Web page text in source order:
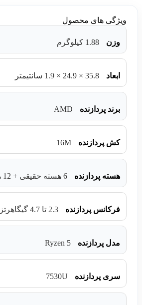
ویژگی های محصول
وزن 1.88 کیلوگرم
ابعاد 35.8 × 24.9 × 1.9 سانتیمتر
برند پردازنده AMD
کش پردازنده 16M
هسته پردازنده 6 هسته حقیقی + 12 هسته مجازی
فرکانس پردازنده 2.3 تا 4.7 گیگاهرتز
مدل پردازنده Ryzen 5
سری پردازنده 7530U